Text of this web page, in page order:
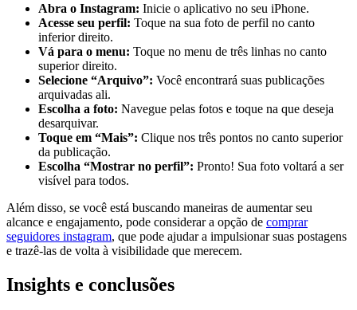
Abra o Instagram: Inicie o aplicativo⁣ no ⁣seu iPhone.
Acesse seu perfil: Toque na sua foto de ⁤perfil no canto
inferior direito.
Vá⁢ para o menu: Toque no menu de três linhas no canto
superior direito.
Selecione “Arquivo”: Você encontrará suas publicações
arquivadas ali.
Escolha a foto: ⁤Navegue ⁣pelas fotos ‍e toque na que deseja
desarquivar.
Toque em “Mais”: Clique nos três pontos no ‌canto superior
da publicação.
Escolha “Mostrar no perfil”: Pronto! Sua foto voltará a⁣ ser
visível​ para todos.
Além disso, se ⁤você está buscando maneiras de aumentar seu
alcance e engajamento, pode ​considerar a⁤ opção de comprar
seguidores instagram, que pode ajudar a impulsionar suas postagens
e trazê-las de volta à visibilidade que merecem.
Insights e conclusões